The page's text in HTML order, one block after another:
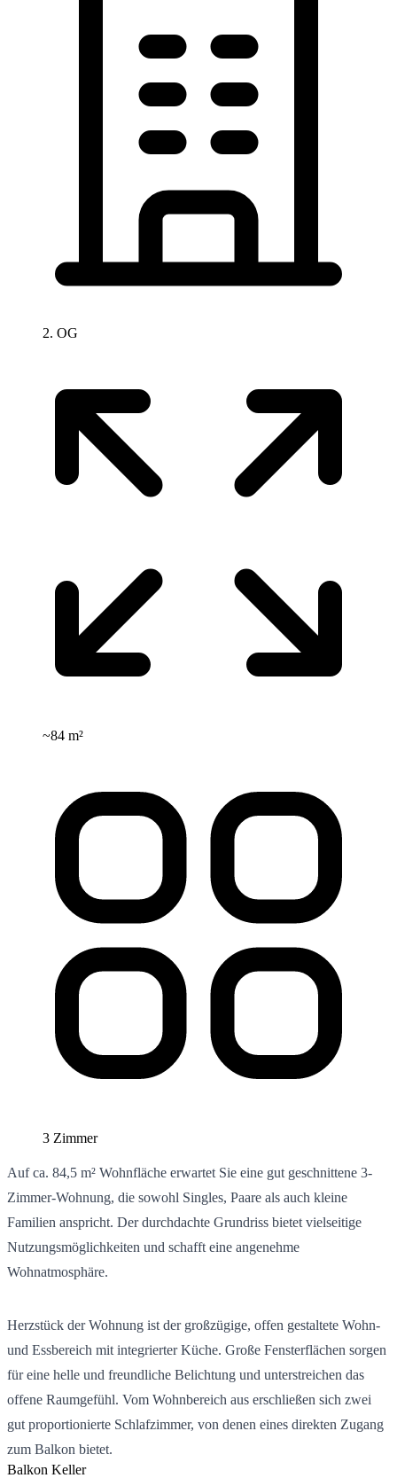
2. OG
~84 m²
3 Zimmer
Auf ca. 84,5 m² Wohnfläche erwartet Sie eine gut geschnittene 3-
Zimmer-Wohnung, die sowohl Singles, Paare als auch kleine
Familien anspricht. Der durchdachte Grundriss bietet vielseitige
Nutzungsmöglichkeiten und schafft eine angenehme
Wohnatmosphäre.
Herzstück der Wohnung ist der großzügige, offen gestaltete Wohn-
und Essbereich mit integrierter Küche. Große Fensterflächen sorgen
für eine helle und freundliche Belichtung und unterstreichen das
offene Raumgefühl. Vom Wohnbereich aus erschließen sich zwei
gut proportionierte Schlafzimmer, von denen eines direkten Zugang
zum Balkon bietet.
Balkon Keller